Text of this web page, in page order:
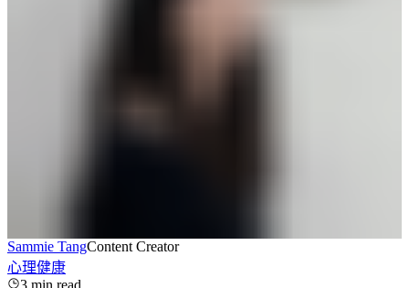
Sammie TangContent Creator
心理健康
3 min read